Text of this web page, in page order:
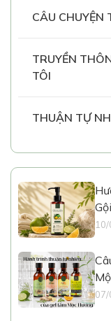
CÂU CHUYỆN
TRUYỀN
TÔI
THUẬN TỰ